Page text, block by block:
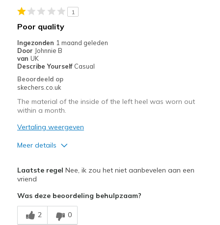
1
Poor quality
Ingezonden 1 maand geleden
Door Johnnie B
van UK
Describe Yourself Casual
Beoordeeld op
skechers.co.uk
The material of the inside of the left heel was worn out
within a month.
Vertaling weergeven
Meer details
Poor Quality
Wear Out Quickly
Beste toepassingen
Laatste regel Nee, ik zou het niet aanbevelen aan een
vriend
Was deze beoordeling behulpzaam?
2 0